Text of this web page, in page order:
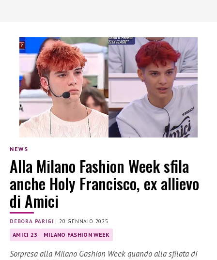
NEWS
Alla Milano Fashion Week sfila
anche Holy Francisco, ex allievo
di Amici
DEBORA PARIGI | 20 GENNAIO 2025
AMICI 23 MILANO FASHION WEEK
Sorpresa alla Milano Gashion Week quando alla sfilata di